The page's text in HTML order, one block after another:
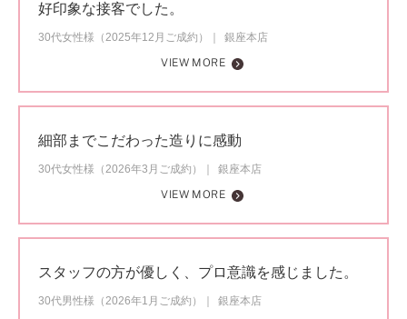
好印象な接客でした。
30代女性様（2025年12月ご成約）
銀座本店
VIEW MORE
細部までこだわった造りに感動
30代女性様（2026年3月ご成約）
銀座本店
VIEW MORE
スタッフの方が優しく、プロ意識を感じました。
30代男性様（2026年1月ご成約）
銀座本店